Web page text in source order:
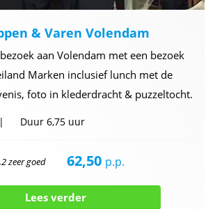
& Varen Volendam
aan Volendam met een bezoek
Marken inclusief lunch met de
foto in klederdracht & puzzeltocht.
Duur 6,75 uur
zeer goed 62,50 p.p.
Lees verder